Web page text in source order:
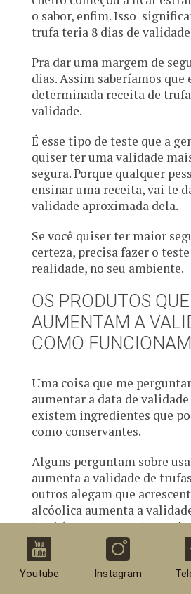
Youtube Instagram
o sabor, enfim. Isso
trufa teria 8 dias de
Pra dar uma margem de
dias. Assim saberíamos que
determinada receita de
validade.
É esse tipo de teste que a
quiser ter uma validade
segura. Porque qualquer
ensinar uma receita, vai te
validade aproximada dela.
Se você quiser ter maior
certeza, precisa fazer o
realidade, no seu ambiente.
OS PRODUTOS QUE
AUMENTAM A
COMO FUNCIONAM
Uma coisa que me
aumentar a data de validade
existem ingredientes que
como conservantes.
Alguns perguntam sobre
aumenta a validade de
outros alegam que
alcóolica aumenta a
também me perguntam
ele pode ser utilizados para
existem outros
podemos usar.